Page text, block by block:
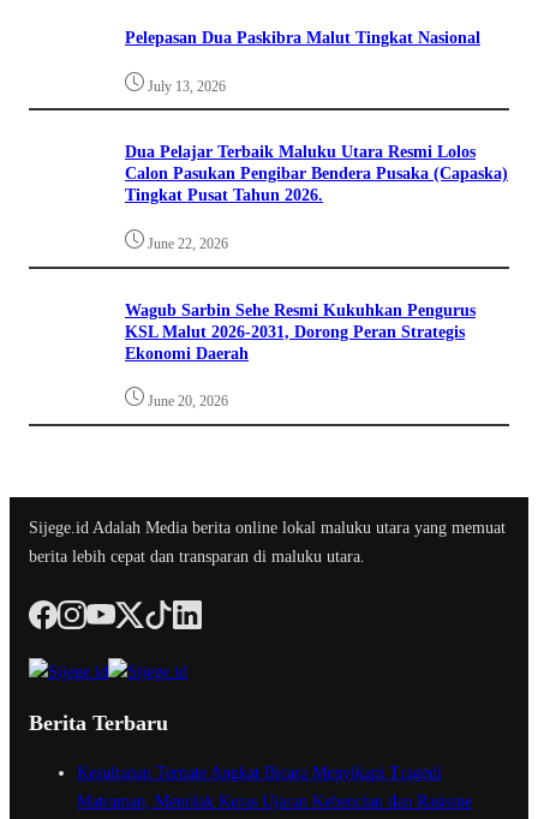
Pelepasan Dua Paskibra Malut Tingkat Nasional
July 13, 2026
Dua Pelajar Terbaik Maluku Utara Resmi Lolos
Calon Pasukan Pengibar Bendera Pusaka (Capaska)
Tingkat Pusat Tahun 2026.
June 22, 2026
Wagub Sarbin Sehe Resmi Kukuhkan Pengurus
KSL Malut 2026-2031, Dorong Peran Strategis
Ekonomi Daerah
June 20, 2026
Sijege.id Adalah Media berita online lokal maluku utara yang memuat
berita lebih cepat dan transparan di maluku utara.
Berita Terbaru
Kesultanan Ternate Angkat Bicara Menyikapi Tragedi
Matraman, Menolak Keras Ujaran Kebencian dan Rasisme